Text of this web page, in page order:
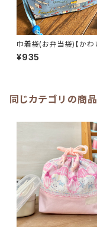
巾着袋(お弁当袋)【かわ
柄】☆19×27cmマチ
O.12 のりもの くるま 男
¥935
同じカテゴリの商品